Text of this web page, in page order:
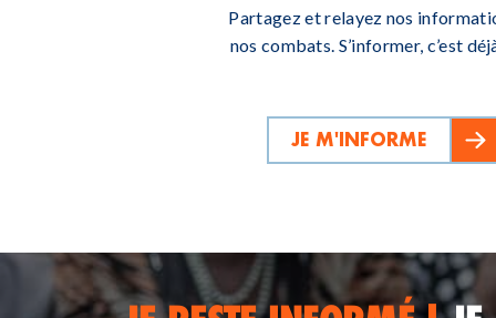
Partagez et relayez nos
nos combats. S’informer, c’est
JE M'INFORME